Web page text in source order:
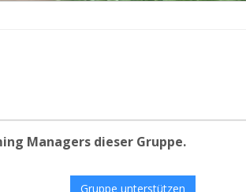
Managers dieser Gruppe.
Gruppe unterstützen